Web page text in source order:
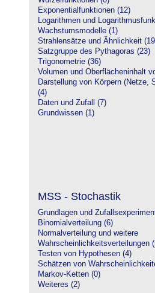
Exponentialfunktionen (12)
Logarithmen und
Wachstumsmodelle (1)
Strahlensätze und Ähnlichkeit
Satzgruppe des Pythagoras (23)
Trigonometrie (36)
Volumen und Oberflächeninhalt
Darstellung von Körpern (Netze,
(4)
Daten und Zufall (7)
Grundwissen (1)
MSS - Stochastik
Grundlagen und
Binomialverteilung (6)
Normalverteilung und weitere
Wahrscheinlichkeitsverteilungen
Testen von Hypothesen (4)
Schätzen von
Markov-Ketten (0)
Weiteres (2)